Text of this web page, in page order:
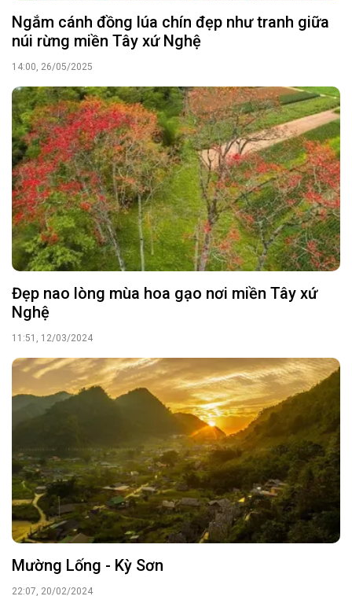
Ngắm cánh đồng lúa chín đẹp như tranh giữa
núi rừng miền Tây xứ Nghệ
14:00, 26/05/2025
Đẹp nao lòng mùa hoa gạo nơi miền Tây xứ
Nghệ
11:51, 12/03/2024
Mường Lống - Kỳ Sơn
22:07, 20/02/2024